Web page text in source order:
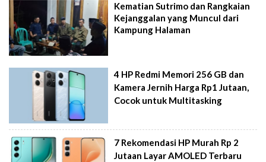
Kematian Sutrimo dan Rangkaian
Kejanggalan yang Muncul dari
Kampung Halaman
4 HP Redmi Memori 256 GB dan
Kamera Jernih Harga Rp1 Jutaan,
Cocok untuk Multitasking
7 Rekomendasi HP Murah Rp 2
Jutaan Layar AMOLED Terbaru